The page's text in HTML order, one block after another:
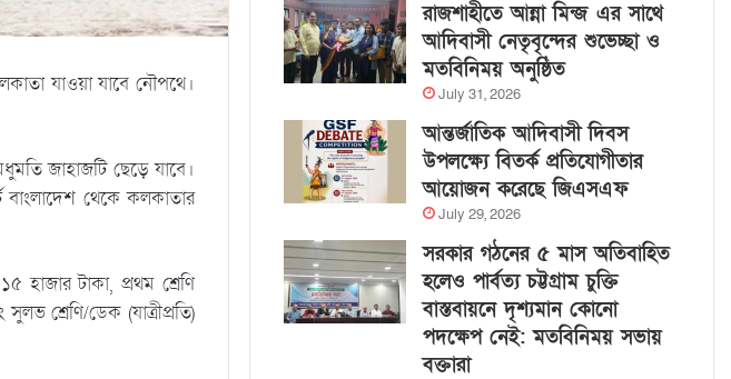
যাওয়া যাবে নৌপথে।
জাহাজটি ছেড়ে যাবে।
থেকে কলকাতার
হাজার টাকা, প্রথম শ্রেণি
শ্রেণি/ডেক (যাত্রীপ্রতি)
রাজশাহীতে আন্না মিন্জ এর সাথে
আদিবাসী নেতৃবৃন্দের শুভেচ্ছা ও
মতবিনিময় অনুষ্ঠিত
July 31, 2026
আন্তর্জাতিক আদিবাসী দিবস
উপলক্ষ্যে বিতর্ক প্রতিযোগীতার
আয়োজন করেছে জিএসএফ
July 29, 2026
সরকার গঠনের ৫ মাস অতিবাহিত
হলেও পার্বত্য চট্টগ্রাম চুক্তি
বাস্তবায়নে দৃশ্যমান কোনো
পদক্ষেপ নেই: মতবিনিময় সভায়
বক্তারা